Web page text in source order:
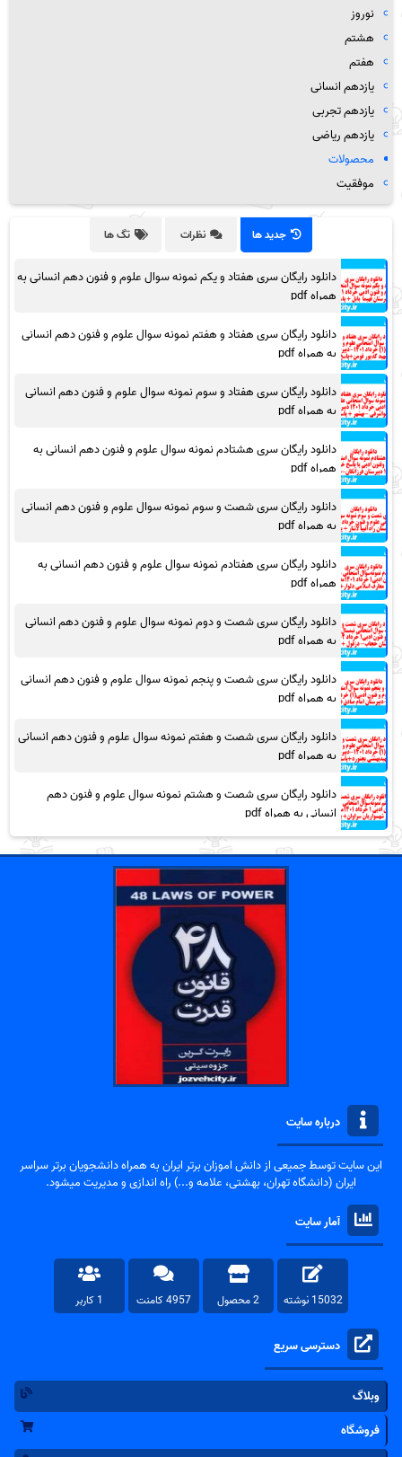
نوروز
هشتم
هفتم
یازدهم انسانی
یازدهم تجربی
یازدهم ریاضی
محصولات
موفقیت
جدید ها نظرات تگ ها
دانلود رایگان سری هفتاد و یکم نمونه سوال علوم و فنون دهم انسانی به
همراه pdf
دانلود رایگان سری هفتاد و هفتم نمونه سوال علوم و فنون دهم انسانی
به همراه pdf
دانلود رایگان سری هفتاد و سوم نمونه سوال علوم و فنون دهم انسانی
به همراه pdf
دانلود رایگان سری هشتادم نمونه سوال علوم و فنون دهم انسانی به
همراه pdf
دانلود رایگان سری شصت و سوم نمونه سوال علوم و فنون دهم انسانی
به همراه pdf
دانلود رایگان سری هفتادم نمونه سوال علوم و فنون دهم انسانی به
همراه pdf
دانلود رایگان سری شصت و دوم نمونه سوال علوم و فنون دهم انسانی
به همراه pdf
دانلود رایگان سری شصت و پنجم نمونه سوال علوم و فنون دهم انسانی
به همراه pdf
دانلود رایگان سری شصت و هفتم نمونه سوال علوم و فنون دهم انسانی
به همراه pdf
دانلود رایگان سری شصت و هشتم نمونه سوال علوم و فنون دهم
انسانی به همراه pdf
درباره سایت
این سایت توسط جمیعی از دانش اموزان برتر ایران به همراه دانشجویان برتر سراسر
ایران (دانشگاه تهران، بهشتی، علامه و...) راه اندازی و مدیریت میشود.
آمار سایت
15032 نوشته 2 محصول 4957 کامنت 1 کاربر
دسترسی سریع
وبلاگ
فروشگاه